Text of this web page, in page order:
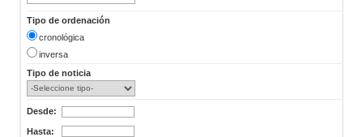
Tipo de ordenación
cronológica
inversa
Tipo de noticia
Desde:
Hasta: